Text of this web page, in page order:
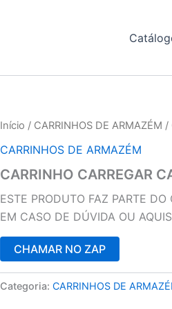
Início / CARRINHOS DE ARMAZÉM /
CARRINHOS DE ARMAZÉM
CARRINHO CARREGAR
ESTE PRODUTO FAZ PARTE
EM CASO DE DÚVIDA OU
CHAMAR NO ZAP
Categoria: CARRINHOS DE